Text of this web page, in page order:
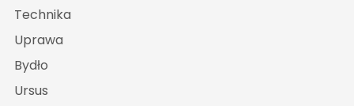
Technika
Uprawa
Bydło
Ursus